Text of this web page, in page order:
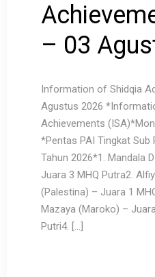
– 03
Information of Shidqia
Agustus 2026
Achievements
*Pentas PAI Tingkat Sub
Tahun 2026*1. Mandala
Juara 3 MHQ Putra2.
(Palestina) – Juara 1
Mazaya (Maroko) –
Putri4. […]